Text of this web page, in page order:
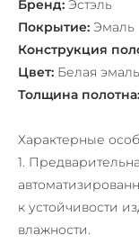
Бренд: Эстэль
Покрытие: Эмаль
Конструкция
Цвет: Белая эмаль
Толщина полотна:
Характерные
1.
к устойчивости
влажности.